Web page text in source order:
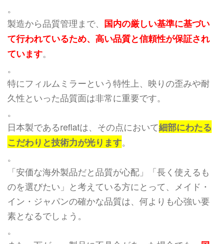
。
製造から品質管理まで、 国内の厳しい基準に基づい
て行われているため、高い品質と信頼性が保証され
ています。
。
特にフィルムミラーという特性上、映りの歪みや耐
久性といった品質面は非常に重要です。
。
日本製であるreflatは、その点において細部にわたる
こだわりと技術力が光ります。
。
「安価な海外製品だと品質が心配」「長く使えるも
のを選びたい」と考えている方にとって、メイド・
イン・ジャパンの確かな品質は、何よりも心強い要
素となるでしょう。
。